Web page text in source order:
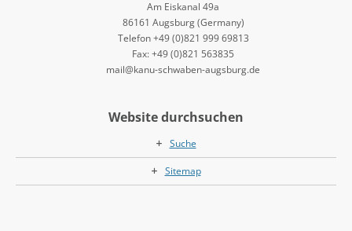
Am Eiskanal 49a
86161 Augsburg (Germany)
Telefon +49 (0)821 999 69813
Fax: +49 (0)821 563835
mail@kanu-schwaben-augsburg.de
Website durchsuchen
Suche
Sitemap